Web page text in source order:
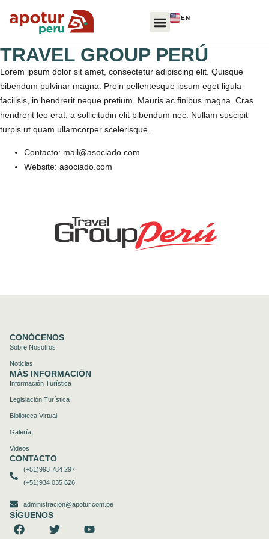
EN
TRAVEL GROUP PERÚ
Lorem ipsum dolor sit amet, consectetur adipiscing elit. Quisque
bibendum pulvinar magna. Proin pellentesque ipsum eget ligula
facilisis, in hendrerit neque pretium. Mauris ac finibus magna. Cras
hendrerit leo erat, a sollicitudin elit bibendum nec. Nullam suscipit
turpis ut quam ullamcorper scelerisque.
Contacto: mail@asociado.com
Website: asociado.com
CONÓCENOS
Sobre Nosotros
Noticias
MÁS INFORMACIÓN
Información Turística
Legislación Turística
Biblioteca Virtual
Galería
Videos
CONTACTO
(+51)993 784 297
(+51)934 035 626
administracion@apotur.com.pe
SÍGUENOS